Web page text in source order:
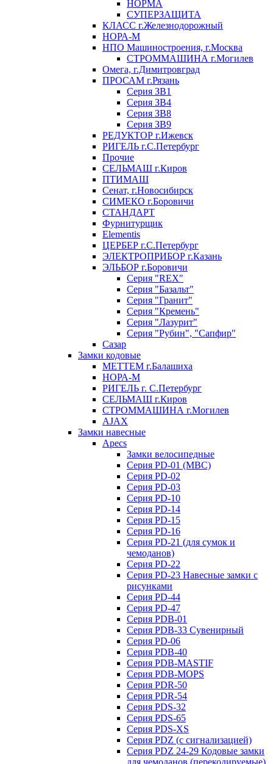
НОРМА
СУПЕРЗАЩИТА
КЛАСС г.Железнодорожный
НОРА-М
НПО Машиностроения, г.Москва
СТРОММАШИНА г.Могилев
Омега, г.Димитровград
ПРОСАМ г.Рязань
Серия ЗВ1
Серия ЗВ4
Серия ЗВ8
Серия ЗВ9
РЕДУКТОР г.Ижевск
РИГЕЛЬ г.С.Петербург
Прочие
СЕЛЬМАШ г.Киров
ПТИМАШ
Сенат, г.Новосибирск
СИМЕКО г.Боровичи
СТАНДАРТ
Фурнитурщик
Elementis
ЦЕРБЕР г.С.Петербург
ЭЛЕКТРОПРИБОР г.Казань
ЭЛЬБОР г.Боровичи
Серия "REX"
Серия "Базальт"
Серия "Гранит"
Серия "Кремень"
Серия "Лазурит"
Серия "Рубин", "Сапфир"
Сазар
Замки кодовые
МЕТТЕМ г.Балашиха
НОРА-М
РИГЕЛЬ г. С.Петербург
СЕЛЬМАШ г.Киров
СТРОММАШИНА г.Могилев
AJAX
Замки навесные
Apecs
Замки велосипедные
Серия PD-01 (МВС)
Серия PD-02
Серия PD-03
Серия PD-10
Серия PD-14
Серия PD-15
Серия PD-16
Серия PD-21 (для сумок и
чемоданов)
Серия PD-22
Серия PD-23 Навесные замки с
рисунками
Серия PD-44
Серия PD-47
Серия PDB-01
Серия PDB-33 Сувенирный
Серия PD-06
Серия PDB-40
Серия PDB-MASTIF
Серия PDB-MOPS
Серия PDR-50
Серия PDR-54
Серия PDS-32
Серия PDS-65
Серия PDS-XS
Серия PDZ (с сигнализацией)
Серия PDZ 24-29 Кодовые замки
для чемоданов (перекодируемые)